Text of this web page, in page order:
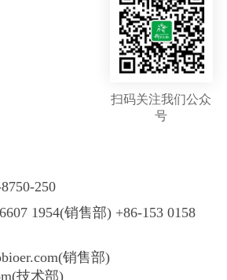
扫码关注我们公众
号
250
1954(销售部) +86-153 0158
销售部)
技术部)